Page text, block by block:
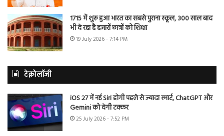
1715 में शुरू हुआ भारत का सबसे पुराना स्कूल, 300 साल बाद
भी दे रहा है हजारों छात्रों को शिक्षा
19 July 2026 - 7:14 PM
टेक्नोलॉजी
iOS 27 में नई Siri होगी पहले से ज्यादा स्मार्ट, ChatGPT और
Gemini को देगी टक्कर
25 July 2026 - 7:52 PM